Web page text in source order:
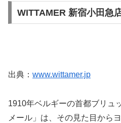
WITTAMER 新宿小田急
出典： www.wittamer.jp
1910年ベルギーの首都ブリュ
メール」は、その見た目から